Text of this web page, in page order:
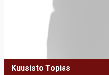
Kuusisto Topias